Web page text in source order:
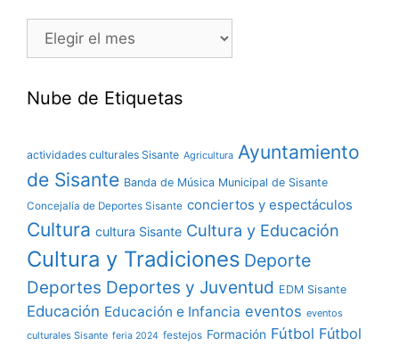
Nube de Etiquetas
actividades culturales Sisante Agricultura Ayuntamiento
de Sisante Banda de Música Municipal de Sisante
Concejalía de Deportes Sisante conciertos y espectáculos
Cultura cultura Sisante Cultura y Educación
Cultura y Tradiciones Deporte
Deportes Deportes y Juventud EDM Sisante
Educación Educación e Infancia eventos eventos
culturales Sisante feria 2024 festejos Formación Fútbol Fútbol